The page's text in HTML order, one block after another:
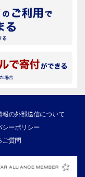
報の外部送信について
シーポリシー
ご質問